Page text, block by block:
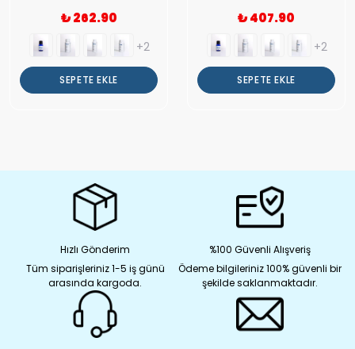
₺ 262.90
+2
SEPETE EKLE
₺ 407.90
+2
SEPETE EKLE
Hızlı Gönderim
Tüm siparişleriniz 1-5 iş günü
arasında kargoda.
%100 Güvenli Alışveriş
Ödeme bilgileriniz 100% güvenli bir
şekilde saklanmaktadır.